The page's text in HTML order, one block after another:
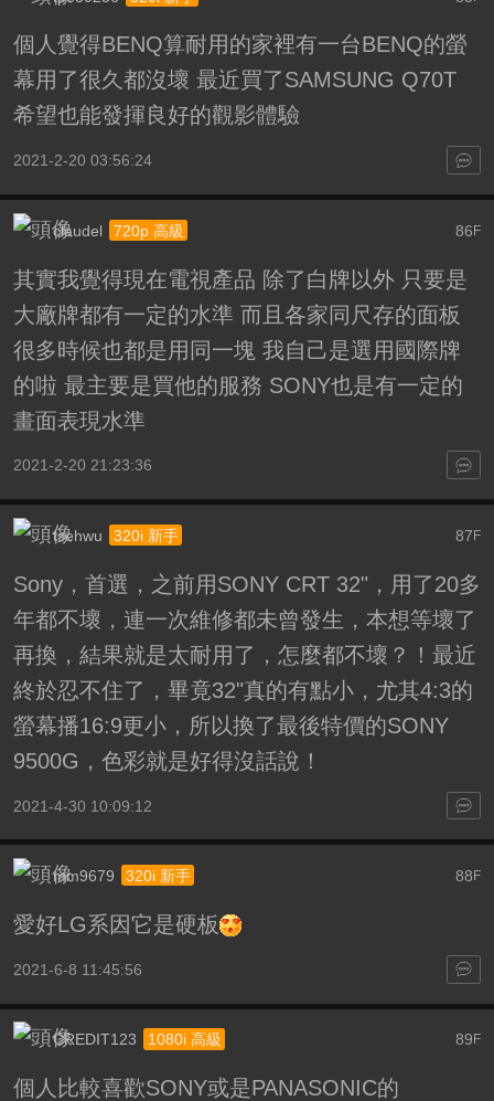
個人覺得BENQ算耐用的家裡有一台BENQ的螢
幕用了很久都沒壞 最近買了SAMSUNG Q70T
希望也能發揮良好的觀影體驗
2021-2-20 03:56:24
86F
claudel 720p 高級
其實我覺得現在電視產品 除了白牌以外 只要是
大廠牌都有一定的水準 而且各家同尺存的面板
很多時候也都是用同一塊 我自己是選用國際牌
的啦 最主要是買他的服務 SONY也是有一定的
畫面表現水準
2021-2-20 21:23:36
87 F
tsehwu 320i 新手
Sony，首選，之前用SONY CRT 32"，用了20多
年都不壞，連一次維修都未曾發生，本想等壞了
再換，結果就是太耐用了，怎麼都不壞？！最近
終於忍不住了，畢竟32"真的有點小，尤其4:3的
螢幕播16:9更小，所以換了最後特價的SONY
9500G，色彩就是好得沒話說！
2021-4-30 10:09:12
88 F
mm9679 320i 新手
愛好LG系因它是硬板
2021-6-8 11:45:56
89 F
CREDIT123 1080i 高級
個人比較喜歡SONY或是PANASONIC的